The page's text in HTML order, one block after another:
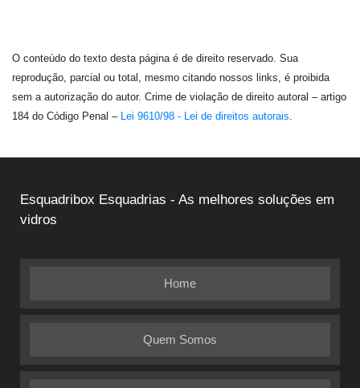
O conteúdo do texto desta página é de direito reservado. Sua
reprodução, parcial ou total, mesmo citando nossos links, é proibida
sem a autorização do autor. Crime de violação de direito autoral – artigo
184 do Código Penal – Lei 9610/98 - Lei de direitos autorais.
Esquadribox Esquadrias - As melhores soluções em
vidros
Home
Quem Somos